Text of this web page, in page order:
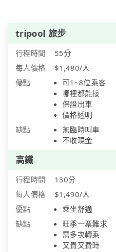
tripool 旅步
行程時間
55分
每人價格
$1,480/人
優點
可1~8位乘客
哪裡都能接
保證出車
價格透明
缺點
無臨時叫車
不收現金
高鐵
行程時間
130分
每人價格
$1,490/人
優點
乘坐舒適
缺點
旺季一票難求
需多次轉乘
又貴又費時